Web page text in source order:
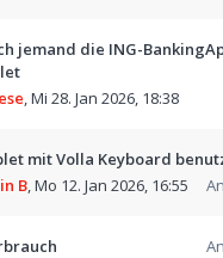
jemand die ING-
,Mi 28. Jan 2026, 18:38
mit Volla Keyboard
B,Mo 12. Jan 2026, 16:55